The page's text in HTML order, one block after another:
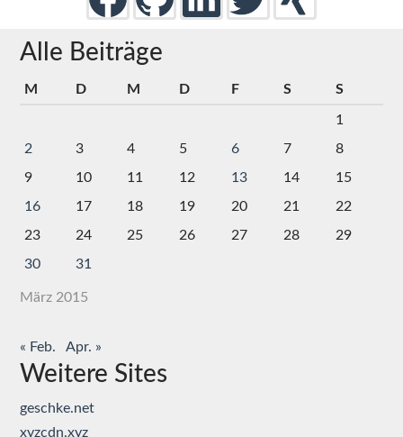
Alle Beiträge
März 2015
M D M D F S S
1
2
3 4 5 6 7
8
9
10 11 12 13 14
15
16
17 18 19 20 21
22
23
24 25 26 27 28
29
30
31
« Feb. Apr. »
Weitere Sites
geschke.net
xyzcdn.xyz